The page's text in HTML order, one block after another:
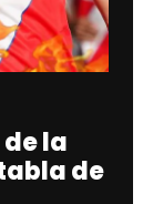
la
de